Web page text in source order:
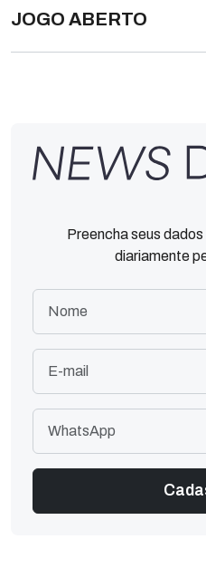
JOGO ABERTO
Preencha seus
diariamente